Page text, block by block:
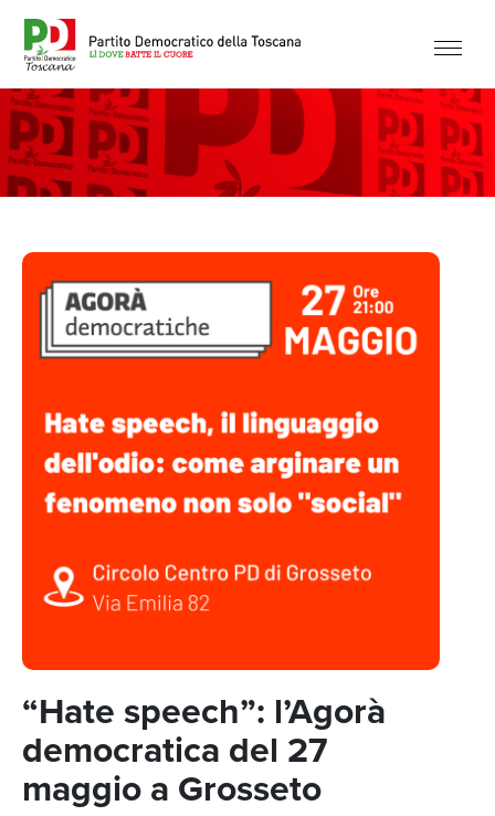
“Hate speech”: l’Agorà
democratica del 27
maggio a Grosseto